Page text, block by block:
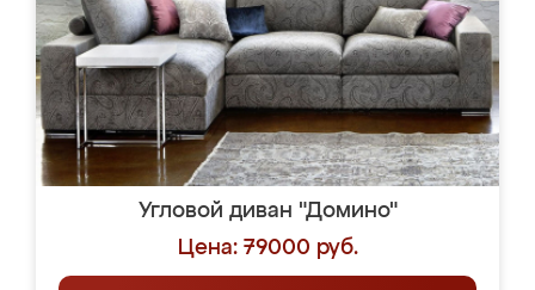
Угловой диван "Домино"
Цена: 79000 руб.